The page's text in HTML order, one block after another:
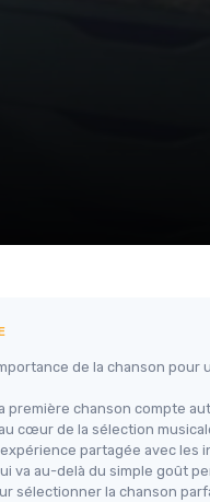
de la chanson pour
première chanson compte
cœur de la sélection
partagée avec les
va au-delà du simple goût
sélectionner la chanson